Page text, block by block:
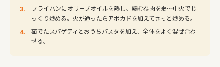
フライパンにオリーブオイルを熱し、鶏むね肉を弱〜中火でじ
っくり炒める。火が通ったらアボカドを加えてさっと炒める。
茹でたスパゲティとおうちパスタを加え、全体をよく混ぜ合わ
せる。